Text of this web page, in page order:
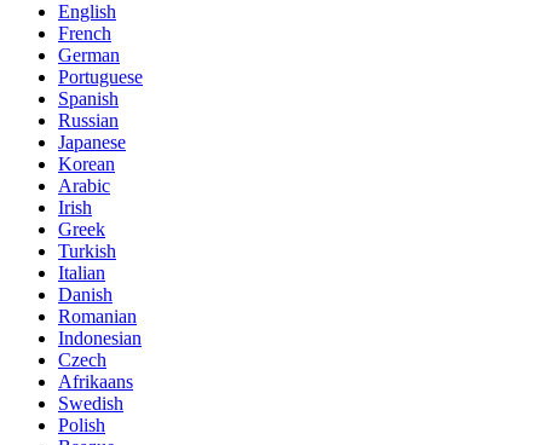
English
French
German
Portuguese
Spanish
Russian
Japanese
Korean
Arabic
Irish
Greek
Turkish
Italian
Danish
Romanian
Indonesian
Czech
Afrikaans
Swedish
Polish